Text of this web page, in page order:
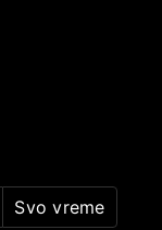
Svo vreme